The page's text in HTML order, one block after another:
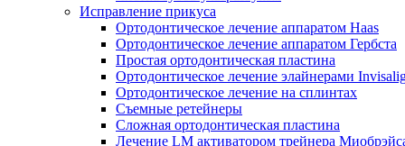
Исправление прикуса
Ортодонтическое лечение аппаратом Haas
Ортодонтическое лечение аппаратом Гербста
Простая ортодонтическая пластина
Ортодонтическое лечение элайнерами
Ортодонтическое лечение на сплинтах
Съемные ретейнеры
Сложная ортодонтическая пластина
Лечение LM активатором трейнера